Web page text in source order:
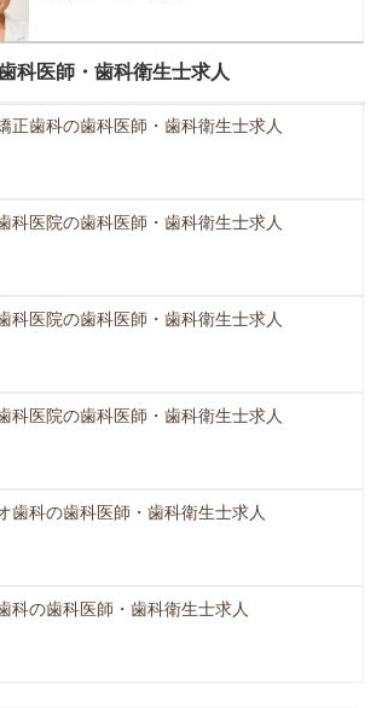
科医師・歯科衛生士求人
正歯科の歯科医師・歯科衛生士求人
科医院の歯科医師・歯科衛生士求人
科医院の歯科医師・歯科衛生士求人
科医院の歯科医師・歯科衛生士求人
歯科の歯科医師・歯科衛生士求人
科の歯科医師・歯科衛生士求人